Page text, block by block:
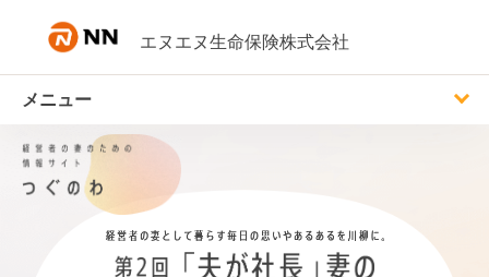
エヌエヌ生命保険株式会社
メニュー